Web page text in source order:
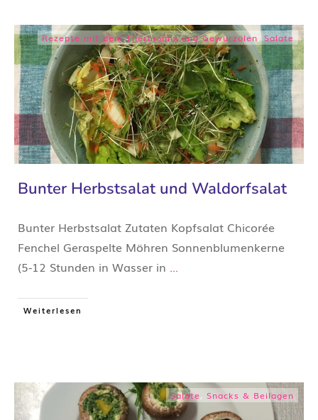
Rezepte mit dem Thermomix und Gewürzölen,Salate
Bunter Herbstsalat und Waldorfsalat
Bunter Herbstsalat Zutaten Kopfsalat Chicorée
Fenchel Geraspelte Möhren Sonnenblumenkerne
(5-12 Stunden in Wasser in ...
Weiterlesen
Salate, Snacks & Beilagen